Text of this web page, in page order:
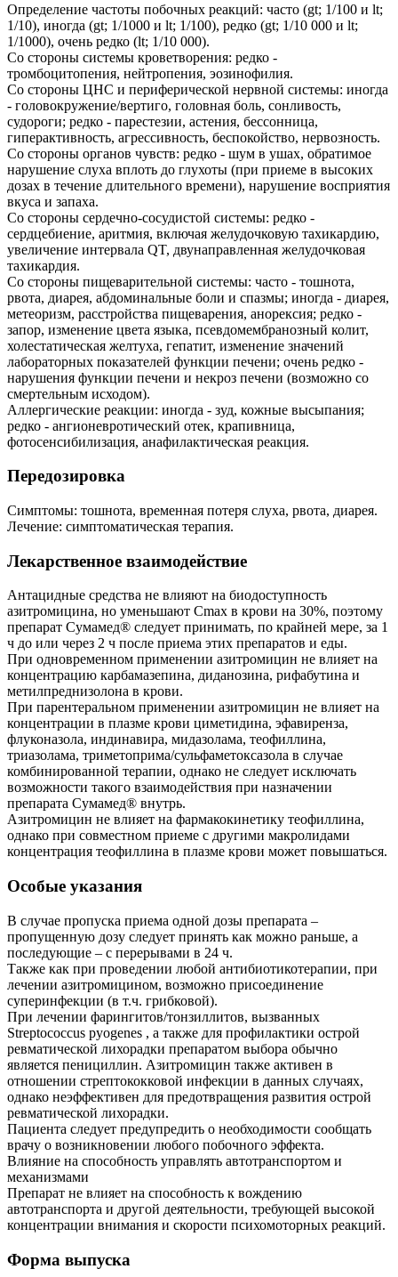
Определение частоты побочных реакций: часто (gt; 1/100 и lt;
1/10), иногда (gt; 1/1000 и lt; 1/100), редко (gt; 1/10 000 и lt;
1/1000), очень редко (lt; 1/10 000).
Со стороны системы кроветворения: редко -
тромбоцитопения, нейтропения, эозинофилия.
Со стороны ЦНС и периферической нервной системы: иногда
- головокружение/вертиго, головная боль, сонливость,
судороги; редко - парестезии, астения, бессонница,
гиперактивность, агрессивность, беспокойство, нервозность.
Со стороны органов чувств: редко - шум в ушах, обратимое
нарушение слуха вплоть до глухоты (при приеме в высоких
дозах в течение длительного времени), нарушение восприятия
вкуса и запаха.
Со стороны сердечно-сосудистой системы: редко -
сердцебиение, аритмия, включая желудочковую тахикардию,
увеличение интервала QT, двунаправленная желудочковая
тахикардия.
Со стороны пищеварительной системы: часто - тошнота,
рвота, диарея, абдоминальные боли и спазмы; иногда - диарея,
метеоризм, расстройства пищеварения, анорексия; редко -
запор, изменение цвета языка, псевдомембранозный колит,
холестатическая желтуха, гепатит, изменение значений
лабораторных показателей функции печени; очень редко -
нарушения функции печени и некроз печени (возможно со
смертельным исходом).
Аллергические реакции: иногда - зуд, кожные высыпания;
редко - ангионевротический отек, крапивница,
фотосенсибилизация, анафилактическая реакция.
Передозировка
Симптомы: тошнота, временная потеря слуха, рвота, диарея.
Лечение: симптоматическая терапия.
Лекарственное взаимодействие
Антацидные средства не влияют на биодоступность
азитромицина, но уменьшают Cmax в крови на 30%, поэтому
препарат Сумамед® следует принимать, по крайней мере, за 1
ч до или через 2 ч после приема этих препаратов и еды.
При одновременном применении азитромицин не влияет на
концентрацию карбамазепина, диданозина, рифабутина и
метилпреднизолона в крови.
При парентеральном применении азитромицин не влияет на
концентрации в плазме крови циметидина, эфавиренза,
флуконазола, индинавира, мидазолама, теофиллина,
триазолама, триметоприма/сульфаметоксазола в случае
комбинированной терапии, однако не следует исключать
возможности такого взаимодействия при назначении
препарата Сумамед® внутрь.
Азитромицин не влияет на фармакокинетику теофиллина,
однако при совместном приеме с другими макролидами
концентрация теофиллина в плазме крови может повышаться.
Особые указания
В случае пропуска приема одной дозы препарата –
пропущенную дозу следует принять как можно раньше, а
последующие – с перерывами в 24 ч.
Также как при проведении любой антибиотикотерапии, при
лечении азитромицином, возможно присоединение
суперинфекции (в т.ч. грибковой).
При лечении фарингитов/тонзиллитов, вызванных
Streptococcus pyogenes , а также для профилактики острой
ревматической лихорадки препаратом выбора обычно
является пенициллин. Азитромицин также активен в
отношении стрептококковой инфекции в данных случаях,
однако неэффективен для предотвращения развития острой
ревматической лихорадки.
Пациента следует предупредить о необходимости сообщать
врачу о возникновении любого побочного эффекта.
Влияние на способность управлять автотранспортом и
механизмами
Препарат не влияет на способность к вождению
автотранспорта и другой деятельности, требующей высокой
концентрации внимания и скорости психомоторных реакций.
Форма выпуска